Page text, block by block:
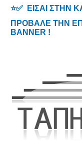
⭐✅ ΕΙΣΑΙ ΣΤΗΝ
ΠΡΟΒΑΛΕ ΤΗΝ
BANNER !